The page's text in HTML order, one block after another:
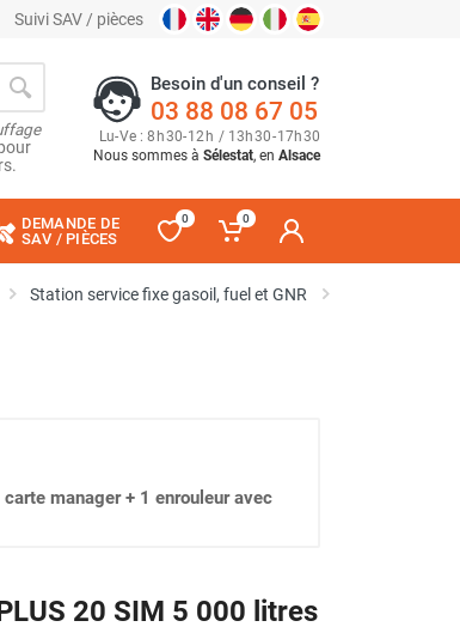
Suivi SAV / pièces
Besoin d'un conseil ?
03 88 08 67 05
Lu-Ve : 8h30-12h / 13h30-17h30
Nous sommes à Sélestat, en Alsace
DEMANDE DE
SAV / PIÈCES
0 0
Station service fixe gasoil, fuel et GNR
manager + 1 enrouleur avec
20 SIM 5 000 litres